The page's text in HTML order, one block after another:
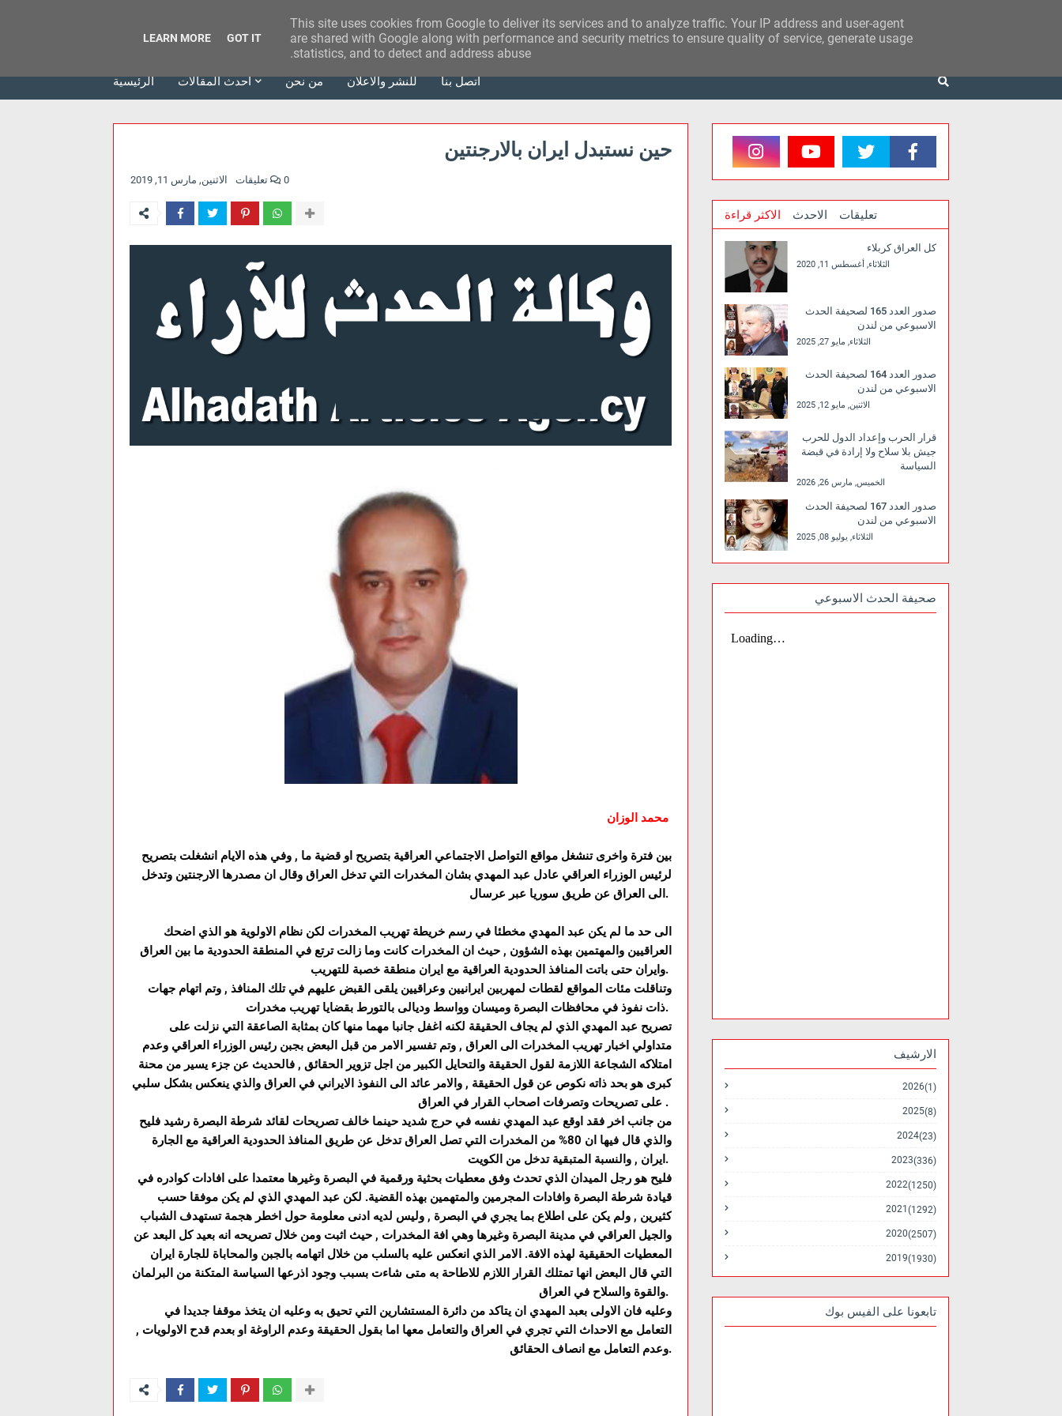
وكالة الحدث للآراء
الرئيسية أحدث المقالات من نحن للنشر والاعلان أتصل بنا
حين نستبدل ايران بالارجنتين
الاثنين, مارس 11, 2019 0 تعليقات
بين فترة واخرى تنشغل مواقع التواصل الاجتماعي العراقية بتصريح او قضية ما , وفي هذه الايام انشغلت بتصريح
لرئيس الوزراء العراقي عادل عبد المهدي بشان المخدرات التي تدخل العراق وقال ان مصدرها الارجنتين وتدخل
الى العراق عن طريق سوريا عبر عرسال.
الى حد ما لم يكن عبد المهدي مخطئا في رسم خريطة تهريب المخدرات لكن نظام الاولوية هو الذي اضحك
العراقيين والمهتمين بهذه الشؤون , حيث ان المخدرات كانت وما زالت ترتع في المنطقة الحدودية ما بين العراق
وايران حتى باتت المنافذ الحدودية العراقية مع ايران منطقة خصبة للتهريب.
وتناقلت مئات المواقع لقطات لمهربين ايرانيين وعراقيين يلقى القبض عليهم في تلك المنافذ , وتم اتهام جهات
ذات نفوذ في محافظات البصرة وميسان وواسط وديالى بالتورط بقضايا تهريب مخدرات.
تصريح عبد المهدي الذي لم يجاف الحقيقة لكنه اغفل جانبا مهما منها كان بمثابة الصاعقة التي نزلت على
متداولي اخبار تهريب المخدرات الى العراق , وتم تفسير الامر من قبل البعض بجبن رئيس الوزراء العراقي وعدم
امتلاكه الشجاعة اللازمة لقول الحقيقة والتحايل الكبير من اجل تزوير الحقائق , فالحديث عن جزء يسير من محنة
كبرى هو بحد ذاته نكوص عن قول الحقيقة , والامر عائد الى النفوذ الايراني في العراق والذي ينعكس بشكل سلبي
على تصريحات وتصرفات اصحاب القرار في العراق .
من جانب اخر فقد اوقع عبد المهدي نفسه في حرج شديد حينما خالف تصريحات لقائد شرطة البصرة رشيد فليح
والذي قال فيها ان 80% من المخدرات التي تصل العراق تدخل عن طريق المنافذ الحدودية العراقية مع الجارة
ايران , والنسبة المتبقية تدخل من الكويت.
فليح هو رجل الميدان الذي تحدث وفق معطيات بحثية ورقمية في البصرة وغيرها معتمدا على افادات كوادره في
قيادة شرطة البصرة وافادات المجرمين والمتهمين بهذه القضية. لكن عبد المهدي الذي لم يكن موفقا حسب
كثيرين , ولم يكن على اطلاع بما يجري في البصرة , وليس لديه ادنى معلومة حول اخطر هجمة تستهدف الشباب
والجيل العراقي في مدينة البصرة وغيرها وهي افة المخدرات , حيث اثبت ومن خلال تصريحه انه بعيد كل البعد عن
المعطيات الحقيقية لهذه الافة. الامر الذي انعكس عليه بالسلب من خلال اتهامه بالجبن والمحاباة للجارة ايران
التي قال البعض انها تمتلك القرار اللازم للاطاحة به متى شاءت بسبب وجود اذرعها السياسة المتكنة من البرلمان
والقوة والسلاح في العراق.
وعليه فان الاولى بعبد المهدي ان يتاكد من دائرة المستشارين التي تحيق به وعليه ان يتخذ موقفا جديدا في
التعامل مع الاحداث التي تجري في العراق والتعامل معها اما بقول الحقيقة وعدم الراوغة او بعدم قدح الاولويات ,
وعدم التعامل مع انصاف الحقائق.
الاكثر قراءة الاحدث تعليقات
كل العراق كربلاء
الثلاثاء, أغسطس 11, 2020
صدور العدد 165 لصحيفة الحدث
الاسبوعي من لندن
الثلاثاء, مايو 27, 2025
صدور العدد 164 لصحيفة الحدث
الاسبوعي من لندن
الاثنين, مايو 12, 2025
قرار الحرب وإعداد الدول للحرب
جيش بلا سلاح ولا إرادة في قبضة
السياسة
الخميس, مارس 26, 2026
صدور العدد 167 لصحيفة الحدث
الاسبوعي من لندن
الثلاثاء, يوليو 08, 2025
صحيفة الحدث الاسبوعي
الارشيف
2026 (1)
2025 (8)
2024 (23)
2023 (336)
2022 (1250)
2021 (1292)
2020 (2507)
2019 (1930)
تابعونا على الفيس بوك
This site uses cookies from Google to deliver its services and to analyze traffic. Your IP address and user-agent
are shared with Google along with performance and security metrics to ensure quality of service, generate usage
statistics, and to detect and address abuse.
LEARN MORE GOT IT